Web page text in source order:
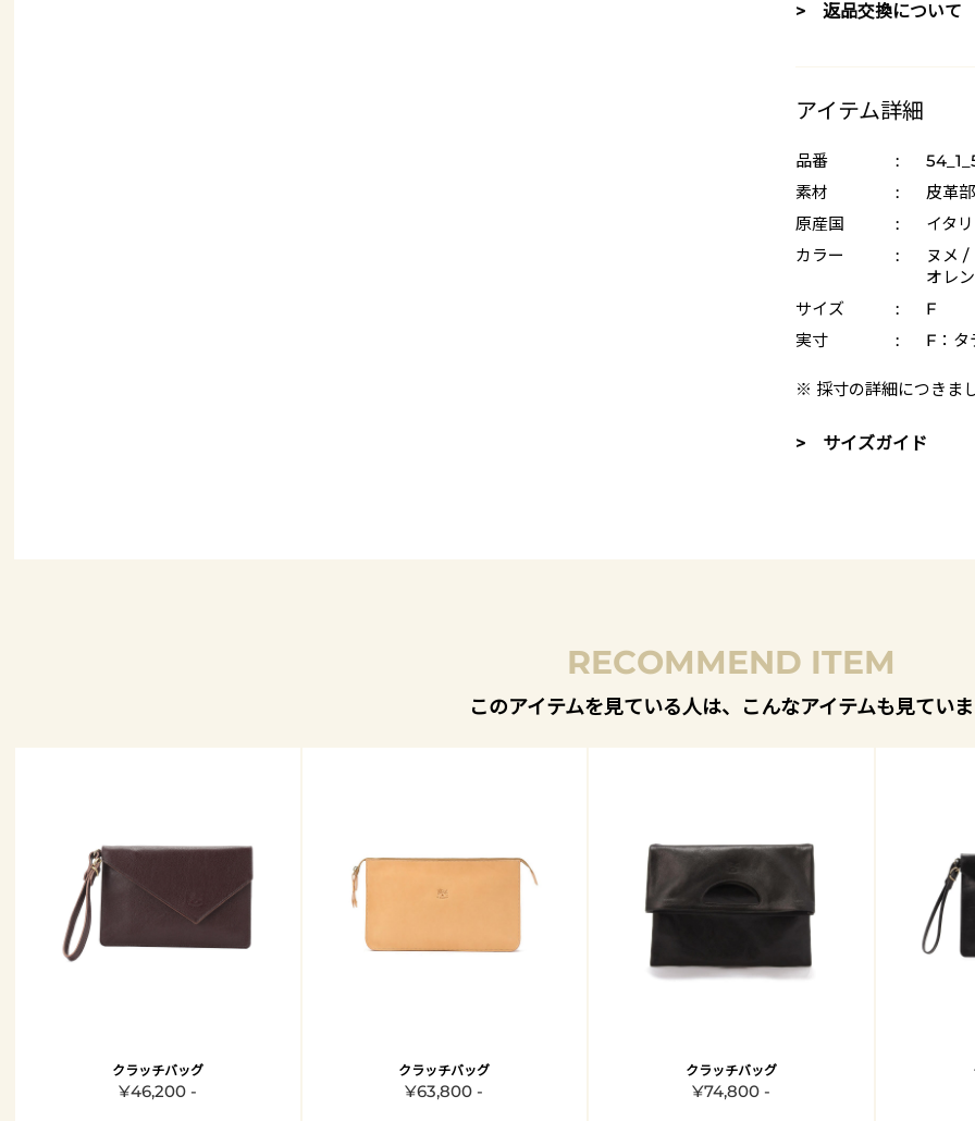
> 返品交換について
アイテム詳細
品番 :
素材
:
皮革
原産国
:
イタ
カラー
:
ヌメ /
オレ
サイズ
:
F
実寸
: F：タ
※ 採寸の詳細につきま
> サイズガイド
RECOMMEND ITEM
このアイテムを見ている人は、こんなアイテムも見てい
クラッチバッグ
¥46,200 -
クラッチバッグ
¥63,800 -
クラッチバッグ
¥74,800 -